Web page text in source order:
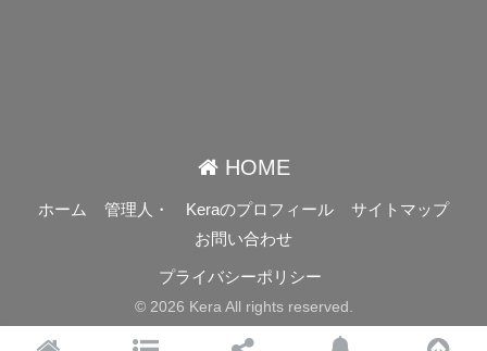
HOME
ホーム 管理人・ Keraのプロフィール
サイトマップ
お問い合わせ
プライバシーポリシー
© 2026 Kera All rights reserved.